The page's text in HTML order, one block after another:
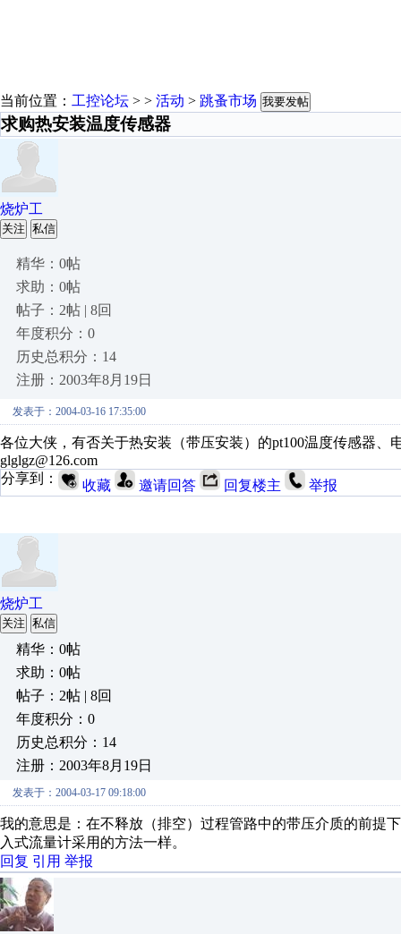
当前位置： 工控论坛 > > 活动 > 跳蚤市场 我要发帖
求购热安装温度传感器
烧炉工
关注 私信
精华：0帖
求助：0帖
帖子：2帖 | 8回
年度积分：0
历史总积分：14
注册：2003年8月19日
发表于：2004-03-16 17:35:00
各位大侠，有否关于热安装（带压安装）的pt100温度传感器
glglgz@126.com
分享到：
收藏 邀请回答 回复楼主 举报
烧炉工
关注 私信
精华：0帖
求助：0帖
帖子：2帖 | 8回
年度积分：0
历史总积分：14
注册：2003年8月19日
发表于：2004-03-17 09:18:00
我的意思是：在不释放（排空）过程管路中的带压介质的前提
入式流量计采用的方法一样。
回复 引用 举报